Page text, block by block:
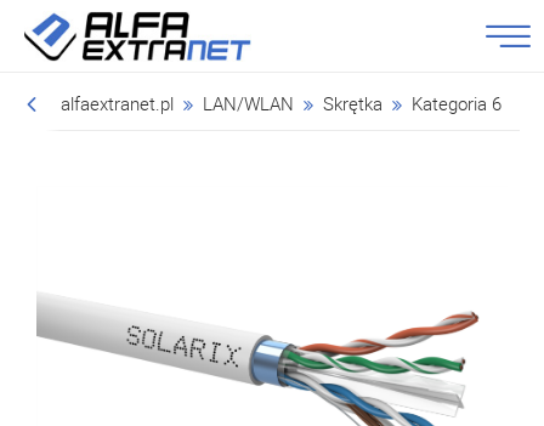
alfaextranet.pl LAN/WLAN Skrętka Kategoria 6